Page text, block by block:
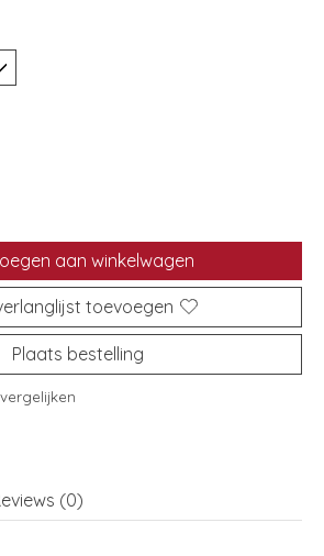
aan winkelwagen
toevoegen
Plaats bestelling
(0)